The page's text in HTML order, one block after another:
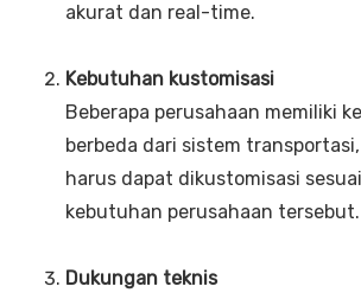
akurat dan real-time.
Kebutuhan kustomisasi
Beberapa perusahaan memiliki
berbeda dari sistem
harus dapat dikustomisasi
kebutuhan perusahaan tersebut.
Dukungan teknis